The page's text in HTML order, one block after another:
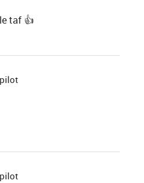
taf 👍